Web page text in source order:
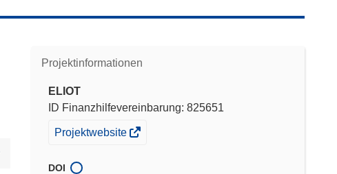
Projektinformationen
ELIOT
ID Finanzhilfevereinbarung: 825651
(öffnet
neuem
Projektwebsite
DOI